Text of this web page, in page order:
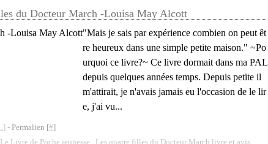
du Docteur March -Louisa May Alcott
"Mais je sais par expérience combien on peut êt
re heureux dans une simple petite maison." ~Po
urquoi ce livre?~ Ce livre dormait dans ma PAL
depuis quelques années temps. Depuis petite il
m'attirait, je n'avais jamais eu l'occasion de le lir
e, j'ai vu...
] - Permalien [#]
Le Livre de Poche jeunesse, Les quatre filles du Docteur March livre et avis,